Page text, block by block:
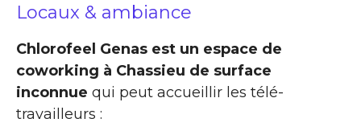
Locaux & ambiance
Chlorofeel Genas est un espace de
coworking à Chassieu de surface
inconnue qui peut accueillir les télé-
travailleurs :